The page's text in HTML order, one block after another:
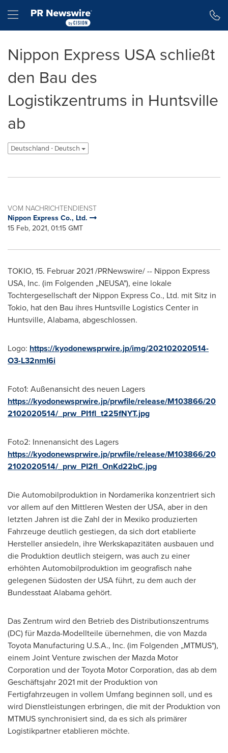
Hamburger menu
Nippon Express USA schließt
den Bau des
Logistikzentrums in Huntsville
ab
Deutschland - Deutsch
VOM NACHRICHTENDIENST
Nippon Express Co., Ltd.
15 Feb, 2021, 01:15 GMT
TOKIO, 15. Februar 2021 /PRNewswire/ -- Nippon Express
USA, Inc. (im Folgenden „NEUSA"), eine lokale
Tochtergesellschaft der Nippon Express Co., Ltd. mit Sitz in
Tokio, hat den Bau ihres Huntsville Logistics Center in
Huntsville, Alabama, abgeschlossen.
Logo: https://kyodonewsprwire.jp/img/202102020514-
O3-L32nmI6i
Foto1: Außenansicht des neuen Lagers
https://kyodonewsprwire.jp/prwfile/release/M103866/20
2102020514/_prw_PI1fl_t225fNYT.jpg
Foto2: Innenansicht des Lagers
https://kyodonewsprwire.jp/prwfile/release/M103866/20
2102020514/_prw_PI2fl_OnKd22bC.jpg
Die Automobilproduktion in Nordamerika konzentriert sich
vor allem auf den Mittleren Westen der USA, aber in den
letzten Jahren ist die Zahl der in Mexiko produzierten
Fahrzeuge deutlich gestiegen, da sich dort etablierte
Hersteller ansiedeln, ihre Werkskapazitäten ausbauen und
die Produktion deutlich steigern, was auch zu einer
erhöhten Automobilproduktion im geografisch nahe
gelegenen Südosten der USAführt, zu dem auch der
Bundesstaat Alabama gehört.
Das Zentrum wird den Betrieb des Distributionszentrums
(DC) für Mazda-Modellteile übernehmen, die von Mazda
Toyota Manufacturing U.S.A., Inc. (im Folgenden „MTMUS"),
einem Joint Venture zwischen der Mazda Motor
Corporation und der Toyota Motor Corporation, das ab dem
Geschäftsjahr 2021 mit der Produktion von
Fertigfahrzeugen in vollem Umfang beginnen soll, und es
wird Dienstleistungen erbringen, die mit der Produktion von
MTMUS synchronisiert sind, da es sich als primärer
Logistikpartner etablieren möchte.